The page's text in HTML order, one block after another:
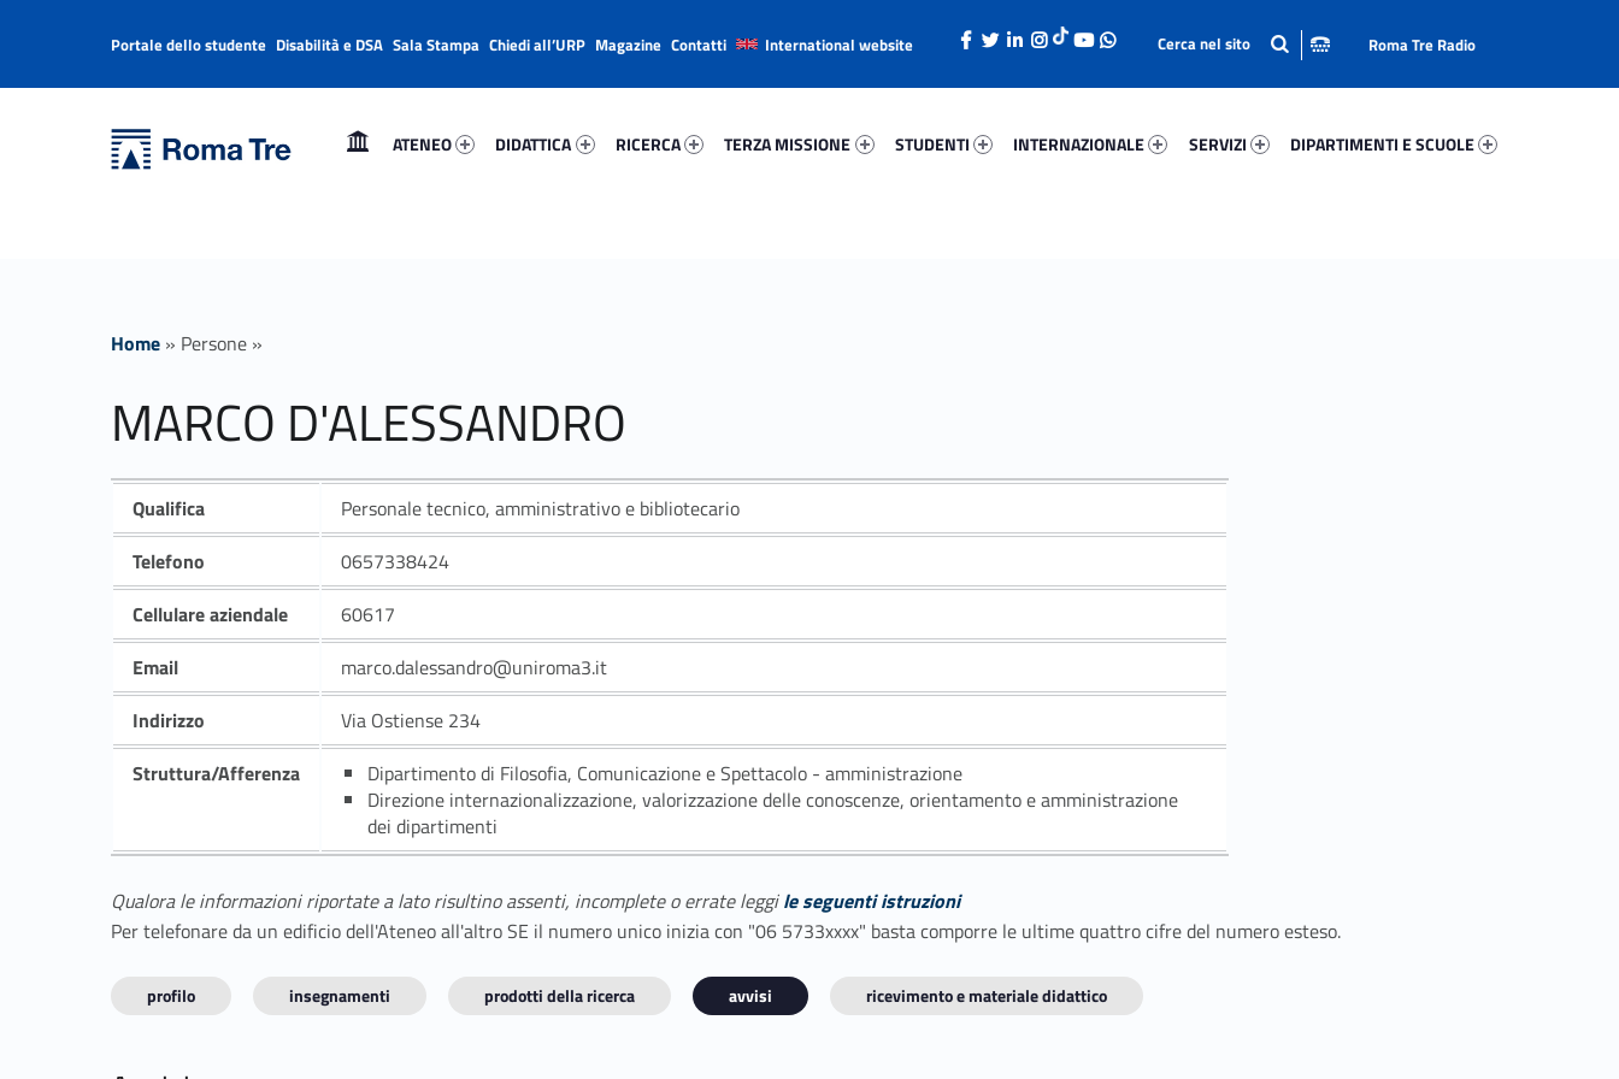
MARCO D'ALESSANDRO - Università Roma Tre
ATENEO
DIDATTICA
RICERCA
TERZA MISSIONE
STUDENTI
INTERNAZIONALE
SERVIZI
DIPARTIMENTI E SCUOLE
Header info sidebar
Portale dello studente Disabilità e DSA Sala Stampa Chiedi all’URP Magazine Contatti International website Roma Tre Radio
Home » Persone »
MARCO D'ALESSANDRO
Qualifica
Personale tecnico, amministrativo e bibliotecario
Telefono
0657338424
Cellulare aziendale
60617
Email
marco.dalessandro@uniroma3.it
Indirizzo
Via Ostiense 234
Struttura/Afferenza
Dipartimento di Filosofia, Comunicazione e Spettacolo - amministrazione
Direzione internazionalizzazione, valorizzazione delle conoscenze, orientamento e amministrazione
dei dipartimenti
Qualora le informazioni riportate a lato risultino assenti, incomplete o errate leggile seguenti istruzioni
Per telefonare da un edificio dell'Ateneo all'altro SE il numero unico inizia con "06 5733xxxx" basta comporre le ultime quattro cifre del numero esteso.
profilo insegnamenti prodotti della ricerca avvisi ricevimento e materiale didattico